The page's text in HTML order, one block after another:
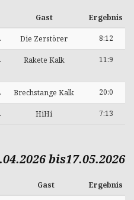
Gast Ergebnis
Die Zerstörer 8:12
Rakete Kalk 11:9
Brechstange Kalk 20:0
HiHi 7:13
bis17.05.2026
Gast Ergebnis